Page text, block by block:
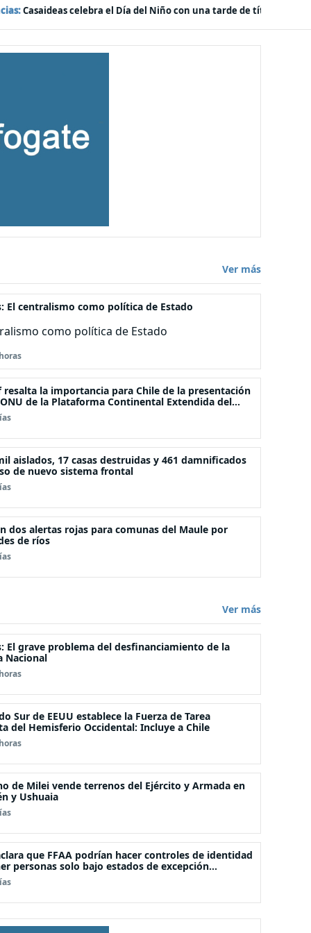
de títeres, risas y sorpresas en el Mall Plaza Vespucio
Ver más
El centralismo como política de Estado
como política de Estado
la importancia para Chile de la presentación
de la Plataforma Continental Extendida del
Juan Fernández
aislados, 17 casas destruidas y 461 damnificados
de nuevo sistema frontal
dos alertas rojas para comunas del Maule por
de ríos
Ver más
El grave problema del desfinanciamiento de la
Nacional
Sur de EEUU establece la Fuerza de Tarea
del Hemisferio Occidental: Incluye a Chile
de Milei vende terrenos del Ejército y Armada en
y Ushuaia
que FFAA podrían hacer controles de identidad
personas solo bajo estados de excepción